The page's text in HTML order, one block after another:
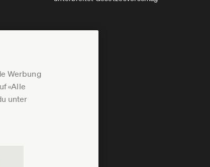
Werbung
«Alle
unter